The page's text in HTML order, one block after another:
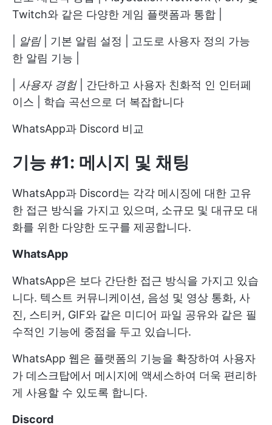
Twitch와 같은 다양한 게임 플랫폼과 통합 |
알림| 기본 알림 설정 | 고도로 사용자 정의 가능
한 알림 기능 |
사용자 경험| 간단하고 사용자 친화적 인 인터페
이스 | 학습 곡선으로 더 복잡합니다
WhatsApp과 Discord 비교
기능 #1: 메시지 및 채팅
WhatsApp과 Discord는 각각 메시징에 대한 고유
한 접근 방식을 가지고 있으며, 소규모 및 대규모 대
화를 위한 다양한 도구를 제공합니다.
WhatsApp
WhatsApp은 보다 간단한 접근 방식을 가지고 있습
니다. 텍스트 커뮤니케이션, 음성 및 영상 통화, 사
진, 스티커, GIF와 같은 미디어 파일 공유와 같은 필
수적인 기능에 중점을 두고 있습니다.
WhatsApp 웹은 플랫폼의 기능을 확장하여 사용자
가 데스크탑에서 메시지에 액세스하여 더욱 편리하
게 사용할 수 있도록 합니다.
Discord